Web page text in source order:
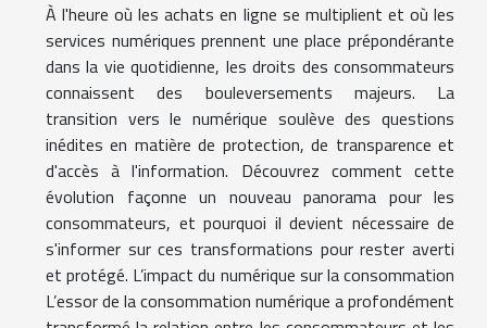
À l'heure où les achats en ligne se multiplient et où les
services numériques prennent une place prépondérante
dans la vie quotidienne, les droits des consommateurs
connaissent des bouleversements majeurs. La
transition vers le numérique soulève des questions
inédites en matière de protection, de transparence et
d'accès à l'information. Découvrez comment cette
évolution façonne un nouveau panorama pour les
consommateurs, et pourquoi il devient nécessaire de
s'informer sur ces transformations pour rester averti
et protégé. L’impact du numérique sur la consommation
L’essor de la consommation numérique a profondément